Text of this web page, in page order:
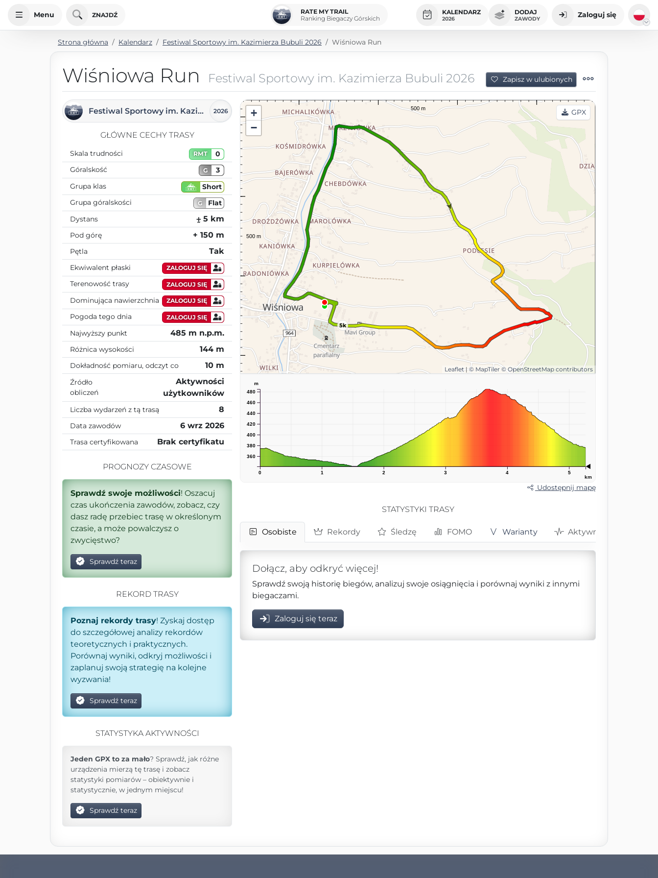
Menu ZNAJDŹ
RATE MY TRAIL
Ranking Biegaczy Górskich
KALENDARZ
2026
DODAJ
ZAWODY Zaloguj się
Strona główna Kalendarz Festiwal Sportowy im. Kazimierza Bubuli 2026 Wiśniowa Run
Wiśniowa Run Festiwal Sportowy im. Kazimierza Bubuli 2026 Zapisz w ulubionych
Festiwal Sportowy im. Kazimierza Bubuli 2026
GŁÓWNE CECHY TRASY
Skala trudności RMT
0
Góralskość
G
3
Grupa klas
Short
Grupa góralskości
G
Flat
Dystans
⨦ 5 km
Pod górę + 150 m
Pętla Tak
Ekwiwalent płaski ZALOGUJ SIĘ
Terenowość trasy ZALOGUJ SIĘ
Dominująca nawierzchnia ZALOGUJ SIĘ
Pogoda tego dnia ZALOGUJ SIĘ
Najwyższy punkt 485 m n.p.m.
Różnica wysokości 144 m
Dokładność pomiaru, odczyt co 10 m
Źródło
obliczeń
Aktywności
użytkowników
Liczba wydarzeń z tą trasą 8
Data zawodów 6 wrz 2026
Trasa certyfikowana Brak certyfikatu
PROGNOZY CZASOWE
Sprawdź swoje możliwości! Oszacuj
czas ukończenia zawodów, zobacz, czy
dasz radę przebiec trasę w określonym
czasie, a może powalczysz o
zwycięstwo?
Sprawdź teraz
REKORD TRASY
Poznaj rekordy trasy! Zyskaj dostęp
do szczegółowej analizy rekordów
teoretycznych i praktycznych.
Porównaj wyniki, odkryj możliwości i
zaplanuj swoją strategię na kolejne
wyzwania!
Sprawdź teraz
STATYSTYKA AKTYWNOŚCI
Jeden GPX to za mało? Sprawdź, jak różne
urządzenia mierzą tę trasę i zobacz
statystyki pomiarów – obiektywnie i
statystycznie, w jednym miejscu!
Sprawdź teraz
5k
+
−
GPX
Leaflet | © MapTiler © OpenStreetMap contributors
0 1 2 3 4 5
km
360
380
400
420
440
460
480
m
Udostępnij mapę
STATYSTYKI TRASY
Osobiste Rekordy Śledzę FOMO Warianty Aktywności
Dołącz, aby odkryć więcej!
Sprawdź swoją historię biegów, analizuj swoje osiągnięcia i porównaj wyniki z innymi
biegaczami.
Zaloguj się teraz